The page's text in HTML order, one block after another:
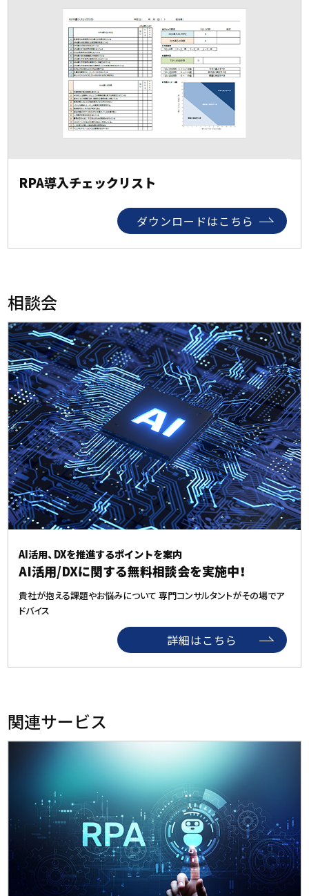
RPA導入チェックリスト
ダウンロードはこちら
相談会
AI活用、DXを推進するポイントを案内
AI活用/DXに関する無料相談会を実施中！
貴社が抱える課題やお悩みについて 専門コンサルタントがその場でア
ドバイス
詳細はこちら
関連サービス